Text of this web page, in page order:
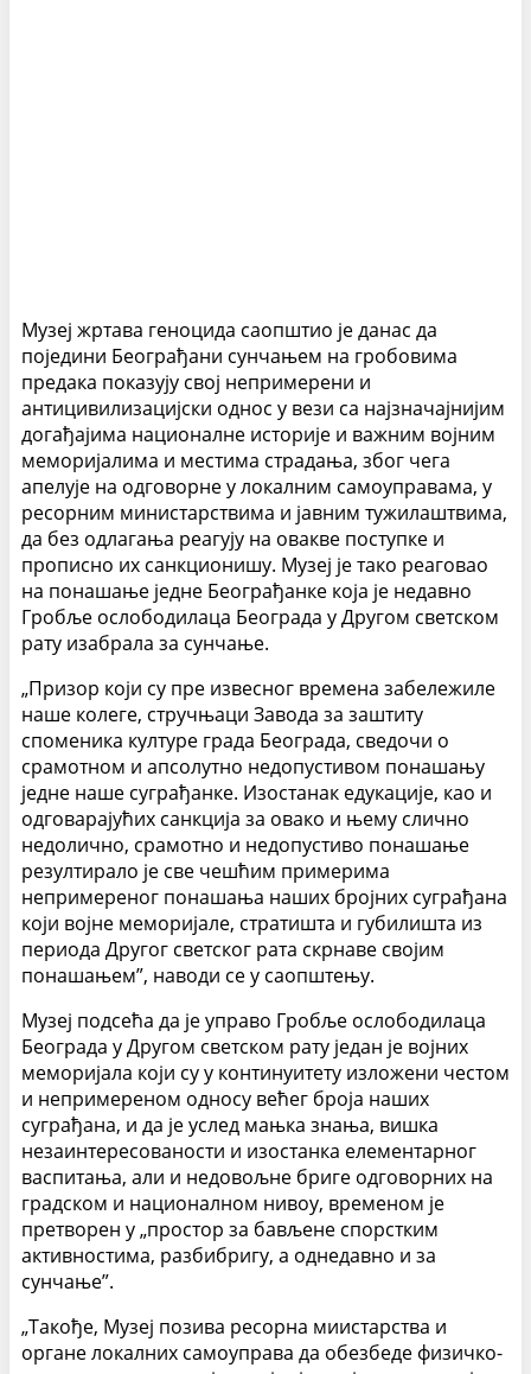
Музеј жртава геноцида саопштио је данас да
поједини Београђани сунчањем на гробовима
предака показују свој непримерени и
антицивилизацијски однос у вези са најзначајнијим
догађајима националне историје и важним војним
меморијалима и местима страдања, због чега
апелује на одговорне у локалним самоуправама, у
ресорним министарствима и јавним тужилаштвима,
да без одлагања реагују на овакве поступке и
прописно их санкционишу. Музеј је тако реаговао
на понашање једне Београђанке која је недавно
Гробље ослободилаца Београда у Другом светском
рату изабрала за сунчање.
„Призор који су пре извесног времена забележиле
наше колеге, стручњаци Завода за заштиту
споменика културе града Београда, сведочи о
срамотном и апсолутно недопустивом понашању
једне наше суграђанке. Изостанак едукације, као и
одговарајућих санкција за овако и њему слично
недолично, срамотно и недопустиво понашање
резултирало је све чешћим примерима
непримереног понашања наших бројних суграђана
који војне меморијале, стратишта и губилишта из
периода Другог светског рата скрнаве својим
понашањем”, наводи се у саопштењу.
Музеј подсећа да је управо Гробље ослободилаца
Београда у Другом светском рату један је војних
меморијала који су у континуитету изложени честом
и непримереном односу већег броја наших
суграђана, и да је услед мањка знања, вишка
незаинтересованости и изостанка елементарног
васпитања, али и недовољне бриге одговорних на
градском и националном нивоу, временом је
претворен у „простор за бављене спорстким
активностима, разбибригу, а однедавно и за
сунчање”.
„Такође, Музеј позива ресорна миистарства и
органе локалних самоуправа да обезбеде физичко-